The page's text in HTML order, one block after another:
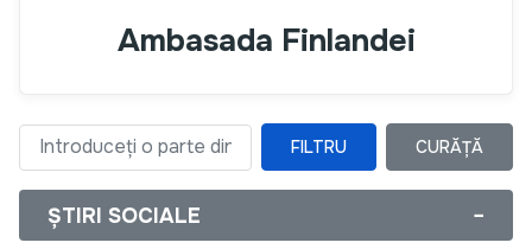
Ambasada Finlandei
Introduceți o parte din titlu FILTRU CURĂȚĂ
ȘTIRI SOCIALE −